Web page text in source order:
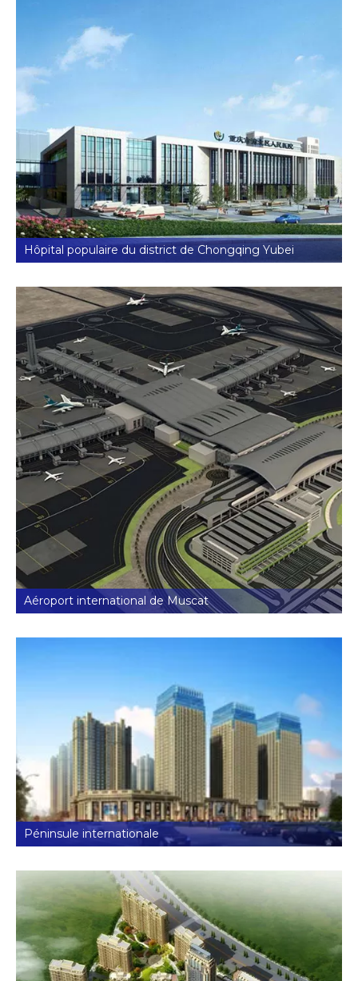
Hôpital populaire du district de Chongqing Yubei
Aéroport international de Muscat
Péninsule internationale